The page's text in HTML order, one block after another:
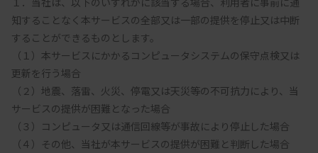
知することなく本サービスの全部又は一部の提供を停止又は中断
することができるものとします。
（１）本サービスにかかるコンピュータシステムの保守点検又は
更新を行う場合
（２）地震、落雷、火災、停電又は天災等の不可抗力により、当
サービスの提供が困難となった場合
（３）コンピュータ又は通信回線等が事故により停止した場合
（４）その他、当社が本サービスの提供が困難と判断した場合